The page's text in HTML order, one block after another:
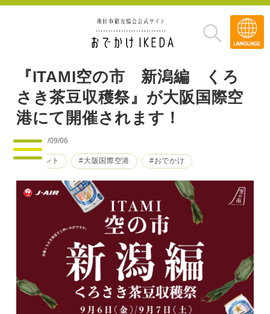
『ITAMI空の市 新潟編 くろ
さき茶豆収穫祭』が大阪国際空
港にて開催されます！
2024/09/06
#イベント #大阪国際空港 #おでかけ
»